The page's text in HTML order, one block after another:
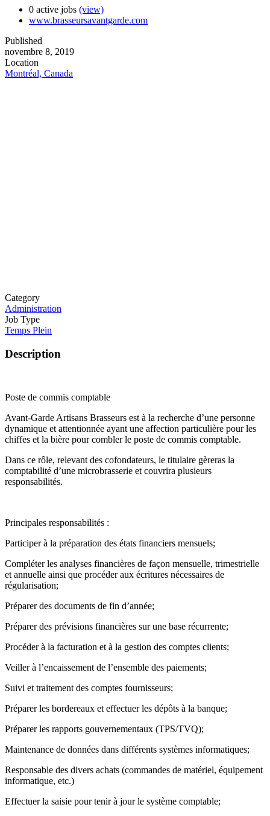
0 active jobs (view)
www.brasseursavantgarde.com
Published
novembre 8, 2019
Location
Montréal, Canada
Category
Administration
Job Type
Temps Plein
Description
Poste de commis comptable
Avant-Garde Artisans Brasseurs est à la recherche d’une personne
dynamique et attentionnée ayant une affection particulière pour les
chiffes et la bière pour combler le poste de commis comptable.
Dans ce rôle, relevant des cofondateurs, le titulaire gèreras la
comptabilité d’une microbrasserie et couvrira plusieurs
responsabilités.
Principales responsabilités :
Participer à la préparation des états financiers mensuels;
Compléter les analyses financières de façon mensuelle, trimestrielle
et annuelle ainsi que procéder aux écritures nécessaires de
régularisation;
Préparer des documents de fin d’année;
Préparer des prévisions financières sur une base récurrente;
Procéder à la facturation et à la gestion des comptes clients;
Veiller à l’encaissement de l’ensemble des paiements;
Suivi et traitement des comptes fournisseurs;
Préparer les bordereaux et effectuer les dépôts à la banque;
Préparer les rapports gouvernementaux (TPS/TVQ);
Maintenance de données dans différents systèmes informatiques;
Responsable des divers achats (commandes de matériel, équipement
informatique, etc.)
Effectuer la saisie pour tenir à jour le système comptable;